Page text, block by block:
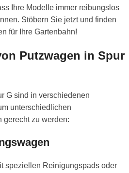
Ihre Modelle immer reibungslos
Stöbern Sie jetzt und finden
für Ihre Gartenbahn!
Putzwagen in Spur
G sind in verschiedenen
unterschiedlichen
gerecht zu werden:
speziellen Reinigungspads oder